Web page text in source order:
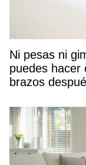
Ni pesas ni
puedes hacer
brazos